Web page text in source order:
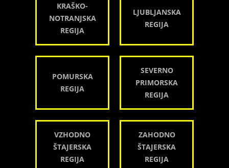
KRAŠKO-
NOTRANJSKA
REGIJA
LJUBLJANSKA
REGIJA
POMURSKA
REGIJA
SEVERNO
PRIMORSKA
REGIJA
VZHODNO
ŠTAJERSKA
REGIJA
ZAHODNO
ŠTAJERSKA
REGIJA